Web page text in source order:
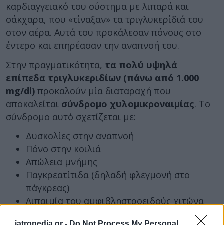
καρδιαγγειακό του σύστημα με λιπαρά και
σάκχαρα, που «τίναξαν» τα τριγλυκερίδιά του
στον αέρα. Αυτά του προκάλεσαν πόνους στο
έντερο και επηρέασαν την αναπνοή του.
Στην πραγματικότητα, τα πολύ υψηλά
επίπεδα τριγλυκεριδίων (πάνω από 1.000
mg/dl) προκαλούν μία διαταραχή που
αποκαλείται σύνδρομο χυλομικροναιμίας. Το
σύνδρομο αυτό σχετίζεται με:
Δυσκολίες στην αναπνοή
Πόνο στην κοιλιά
Απώλεια μνήμης
Παγκρεατίτιδα (δηλαδή φλεγμονή στο
πάγκρεας)
Λιπαιμία του αμφιβληστροειδούς χιτώνα
των ματιών (είναι διαταραχή στις αρτηρίες